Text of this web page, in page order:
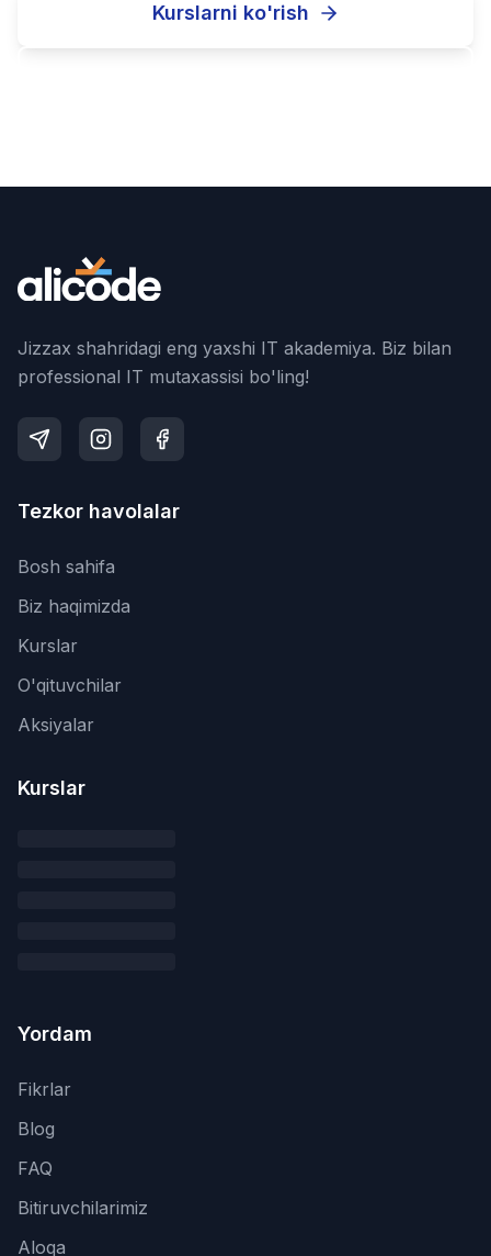
Kurslarni ko'rish
Jizzax shahridagi eng yaxshi IT akademiya. Biz bilan
professional IT mutaxassisi bo'ling!
Tezkor havolalar
Bosh sahifa
Biz haqimizda
Kurslar
O'qituvchilar
Aksiyalar
Kurslar
Yordam
Fikrlar
Blog
FAQ
Bitiruvchilarimiz
Aloqa